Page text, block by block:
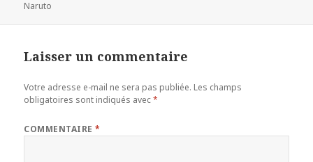
le
Naruto
Laisser un commentaire
Votre adresse e-mail ne sera pas publiée. Les champs
obligatoires sont indiqués avec*
COMMENTAIRE*